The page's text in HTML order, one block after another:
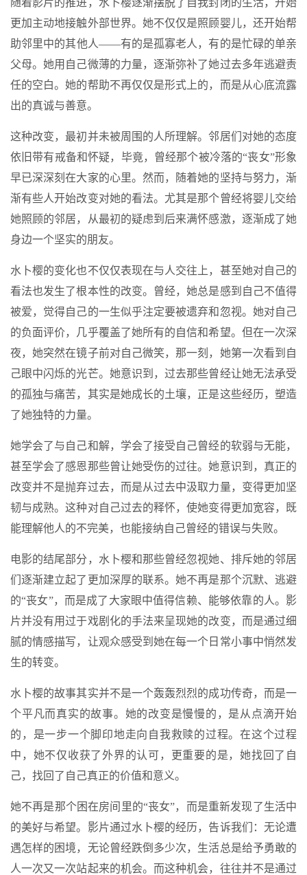
更加主动地接触外部世界。她不仅仅是照顾婴儿，还开始帮
助邻里中的其他人——有的是孤寡老人，有的是忙碌的单亲
父母。她用自己微薄的力量，逐渐弥补了她过去多年逃避责
任的空白。她的帮助不再仅仅是形式上的，而是从心底流露
出的真诚与善意。
这种改变，最初并未被周围的人所理解。邻居们对她的态度
依旧带有戒备和怀疑，毕竟，曾经那个被冷落的“丧女”形象
早已深深刻在大家的心里。然而，随着她的坚持与努力，渐
渐有些人开始改变对她的看法。尤其是那个曾经将婴儿交给
她照顾的邻居，从最初的疑虑到后来满怀感激，逐渐成了她
身边一个坚实的朋友。
水卜樱的变化也不仅仅表现在与人交往上，甚至她对自己的
看法也发生了根本性的改变。曾经，她总是感到自己不值得
被爱，觉得自己的一生似乎注定要被遗弃和忽视。她对自己
的负面评价，几乎覆盖了她所有的自信和希望。但在一次深
夜，她突然在镜子前对自己微笑，那一刻，她第一次看到自
己眼中闪烁的光芒。她意识到，过去那些曾经让她无法承受
的孤独与痛苦，其实是她成长的土壤，正是这些经历，塑造
了她独特的力量。
她学会了与自己和解，学会了接受自己曾经的软弱与无能，
甚至学会了感恩那些曾让她受伤的过往。她意识到，真正的
改变并不是抛弃过去，而是从过去中汲取力量，变得更加坚
韧与成熟。这种对自己过去的释怀，使她变得更加宽容，既
能理解他人的不完美，也能接纳自己曾经的错误与失败。
电影的结尾部分，水卜樱和那些曾经忽视她、排斥她的邻居
们逐渐建立起了更加深厚的联系。她不再是那个沉默、逃避
的“丧女”，而是成了大家眼中值得信赖、能够依靠的人。影
片并没有用过于戏剧化的手法来呈现她的改变，而是通过细
腻的情感描写，让观众感受到她在每一个日常小事中悄然发
生的转变。
水卜樱的故事其实并不是一个轰轰烈烈的成功传奇，而是一
个平凡而真实的故事。她的改变是慢慢的，是从点滴开始
的，是一步一个脚印地走向自我救赎的过程。在这个过程
中，她不仅收获了外界的认可，更重要的是，她找回了自
己，找回了自己真正的价值和意义。
她不再是那个困在房间里的“丧女”，而是重新发现了生活中
的美好与希望。影片通过水卜樱的经历，告诉我们：无论遭
遇怎样的困境，无论曾经跌倒多少次，生活总是给予勇敢的
人一次又一次站起来的机会。而这种机会，往往并不是通过